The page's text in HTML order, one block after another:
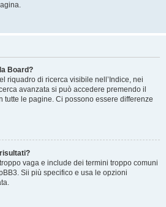
Board?
riquadro di ricerca visibile nell’Indice, nei
avanzata si può accedere premendo il
tutte le pagine. Ci possono essere differenze
vaga e include dei termini troppo comuni
Sii più specifico e usa le opzioni